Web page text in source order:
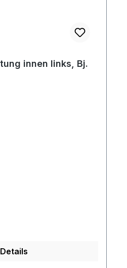
innen links, Bj.
Details